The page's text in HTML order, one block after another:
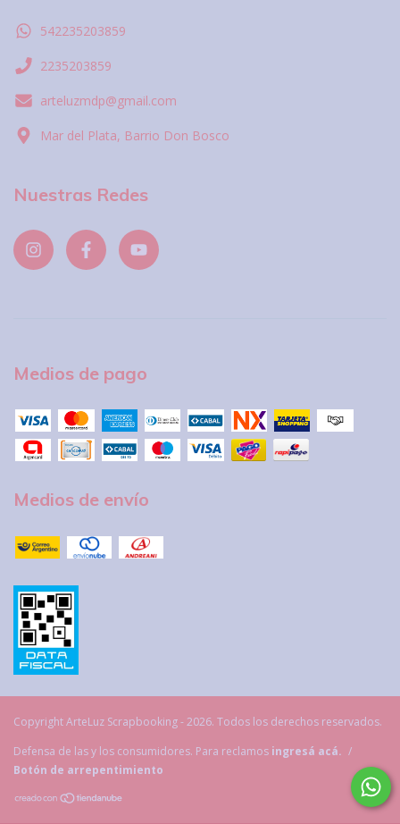
542235203859
2235203859
arteluzmdp@gmail.com
Mar del Plata, Barrio Don Bosco
Nuestras Redes
Medios de pago
Medios de envío
Copyright ArteLuz Scrapbooking - 2026. Todos los derechos reservados.
Defensa de las y los consumidores. Para reclamos ingresá acá. /
Botón de arrepentimiento